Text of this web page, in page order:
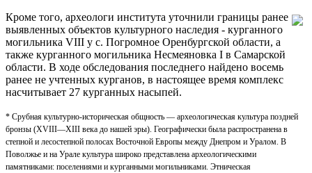
Кроме того, археологи института уточнили границы ранее
выявленных объектов культурного наследия - курганного
могильника VIII у с. Погромное Оренбургской области, а
также курганного могильника Несмеяновка I в Самарской
области. В ходе обследования последнего найдено восемь
ранее не учтенных курганов, в настоящее время комплекс
насчитывает 27 курганных насыпей.
* Срубная культурно-историческая общность — археологическая культура поздней
бронзы (XVIII—XIII века до нашей эры). Географически была распространена в
степной и лесостепной полосах Восточной Европы между Днепром и Уралом. В
Поволжье и на Урале культура широко представлена археологическими
памятниками: поселениями и курганными могильниками. Этническая